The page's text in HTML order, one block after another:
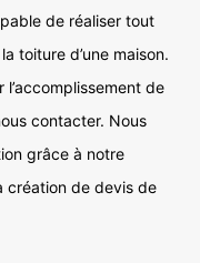
de réaliser tout
toiture d’une maison.
l’accomplissement de
contacter. Nous
grâce à notre
création de devis de